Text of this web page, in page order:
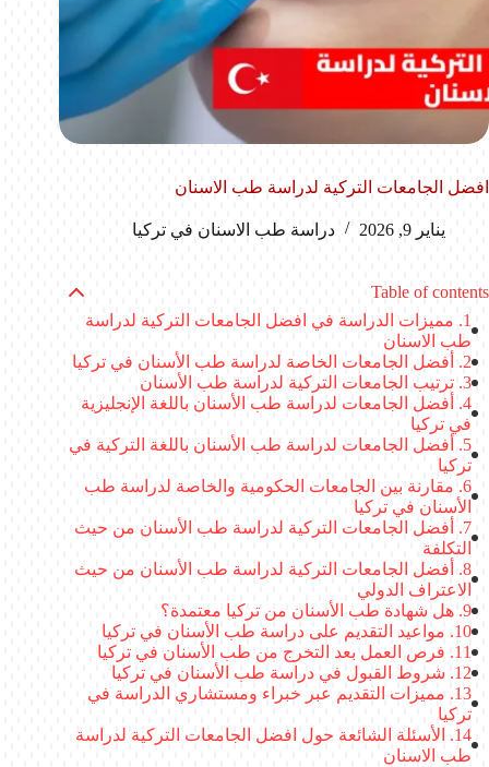
افضل الجامعات التركية لدراسة طب الاسنان
يناير 9, 2026 دراسة طب الاسنان في تركيا
Table of contents
مميزات الدراسة في افضل الجامعات التركية لدراسة
طب الاسنان
أفضل الجامعات الخاصة لدراسة طب الأسنان في تركيا
ترتيب الجامعات التركية لدراسة طب الأسنان
أفضل الجامعات لدراسة طب الأسنان باللغة الإنجليزية
في تركيا
أفضل الجامعات لدراسة طب الأسنان باللغة التركية في
تركيا
مقارنة بين الجامعات الحكومية والخاصة لدراسة طب
الأسنان في تركيا
أفضل الجامعات التركية لدراسة طب الأسنان من حيث
التكلفة
أفضل الجامعات التركية لدراسة طب الأسنان من حيث
الاعتراف الدولي
هل شهادة طب الأسنان من تركيا معتمدة؟
مواعيد التقديم على دراسة طب الأسنان في تركيا
فرص العمل بعد التخرج من طب الأسنان في تركيا
شروط القبول في دراسة طب الأسنان في تركيا
مميزات التقديم عبر خبراء ومستشاري الدراسة في
تركيا
الأسئلة الشائعة حول افضل الجامعات التركية لدراسة
طب الاسنان